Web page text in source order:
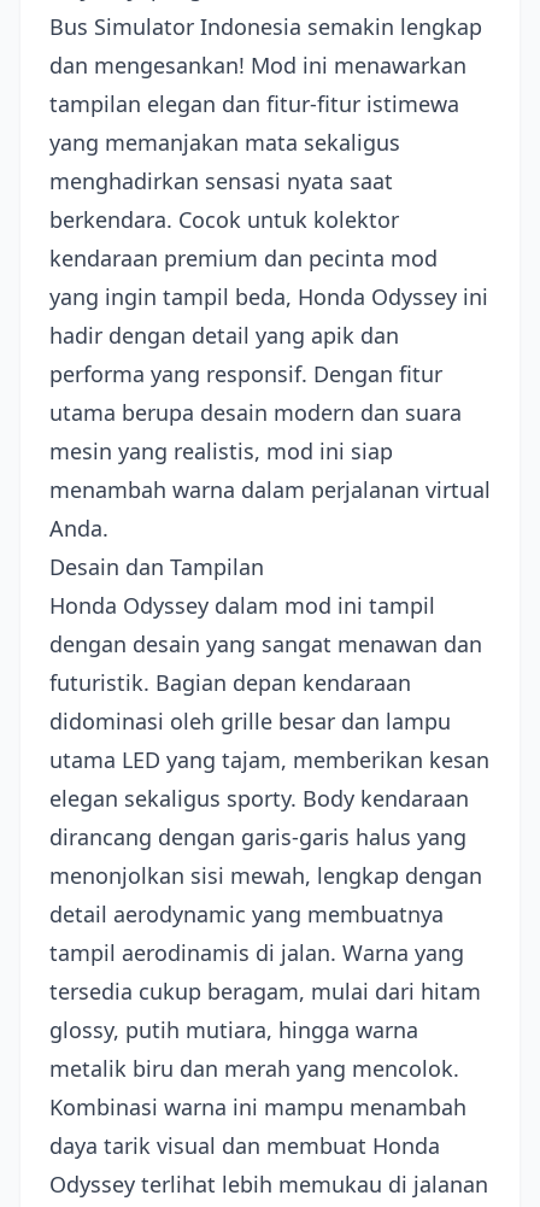
Bus Simulator Indonesia semakin lengkap
dan mengesankan! Mod ini menawarkan
tampilan elegan dan fitur-fitur istimewa
yang memanjakan mata sekaligus
menghadirkan sensasi nyata saat
berkendara. Cocok untuk kolektor
kendaraan premium dan pecinta mod
yang ingin tampil beda, Honda Odyssey ini
hadir dengan detail yang apik dan
performa yang responsif. Dengan fitur
utama berupa desain modern dan suara
mesin yang realistis, mod ini siap
menambah warna dalam perjalanan virtual
Anda.
Desain dan Tampilan
Honda Odyssey dalam mod ini tampil
dengan desain yang sangat menawan dan
futuristik. Bagian depan kendaraan
didominasi oleh grille besar dan lampu
utama LED yang tajam, memberikan kesan
elegan sekaligus sporty. Body kendaraan
dirancang dengan garis-garis halus yang
menonjolkan sisi mewah, lengkap dengan
detail aerodynamic yang membuatnya
tampil aerodinamis di jalan. Warna yang
tersedia cukup beragam, mulai dari hitam
glossy, putih mutiara, hingga warna
metalik biru dan merah yang mencolok.
Kombinasi warna ini mampu menambah
daya tarik visual dan membuat Honda
Odyssey terlihat lebih memukau di jalanan